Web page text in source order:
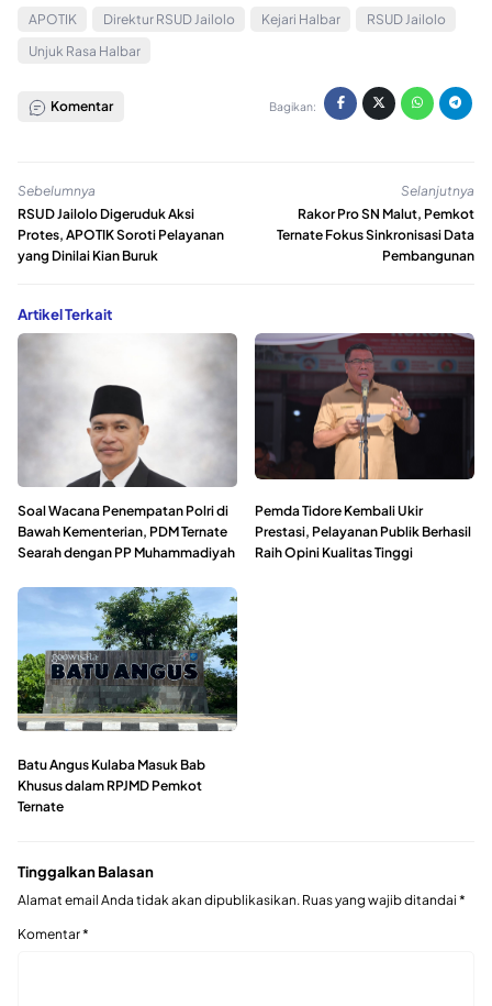
APOTIK Direktur RSUD Jailolo Kejari Halbar
RSUD Jailolo
Unjuk Rasa Halbar
Komentar Bagikan:
Sebelumnya
RSUD Jailolo Digeruduk Aksi
Protes, APOTIK Soroti Pelayanan
yang Dinilai Kian Buruk
Selanjutnya
Rakor Pro SN Malut, Pemkot
Ternate Fokus Sinkronisasi Data
Pembangunan
Artikel Terkait
Soal Wacana Penempatan Polri di
Bawah Kementerian, PDM Ternate
Searah dengan PP Muhammadiyah
Pemda Tidore Kembali Ukir
Prestasi, Pelayanan Publik Berhasil
Raih Opini Kualitas Tinggi
Batu Angus Kulaba Masuk Bab
Khusus dalam RPJMD Pemkot
Ternate
Tinggalkan Balasan
Alamat email Anda tidak akan dipublikasikan. Ruas yang wajib ditandai *
Komentar*